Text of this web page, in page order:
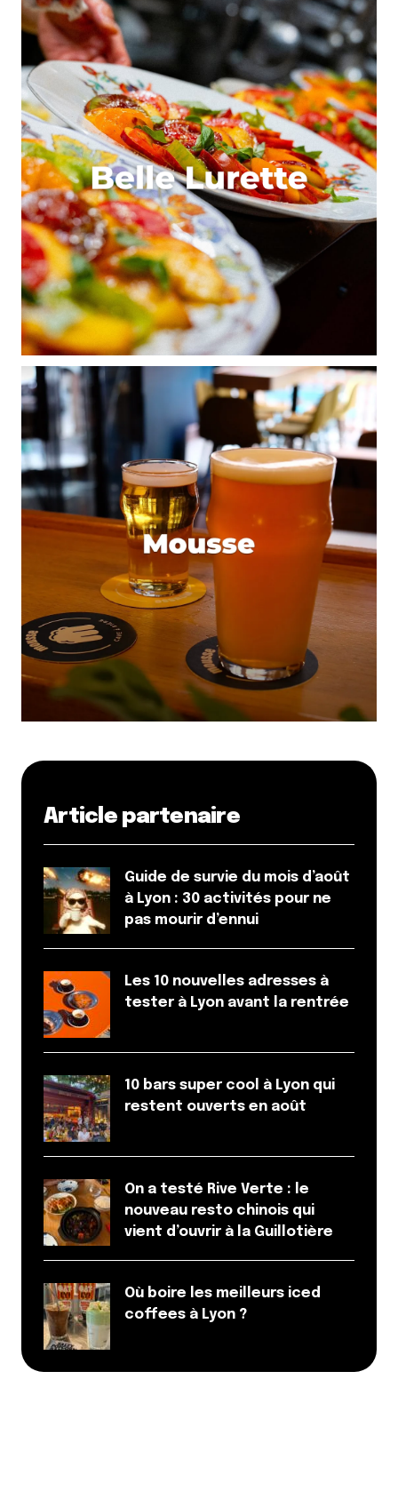
Article partenaire
Guide de survie du mois d’août
à Lyon : 30 activités pour ne
pas mourir d’ennui
Les 10 nouvelles adresses à
tester à Lyon avant la rentrée
10 bars super cool à Lyon qui
restent ouverts en août
On a testé Rive Verte : le
nouveau resto chinois qui
vient d’ouvrir à la Guillotière
Où boire les meilleurs iced
coffees à Lyon ?